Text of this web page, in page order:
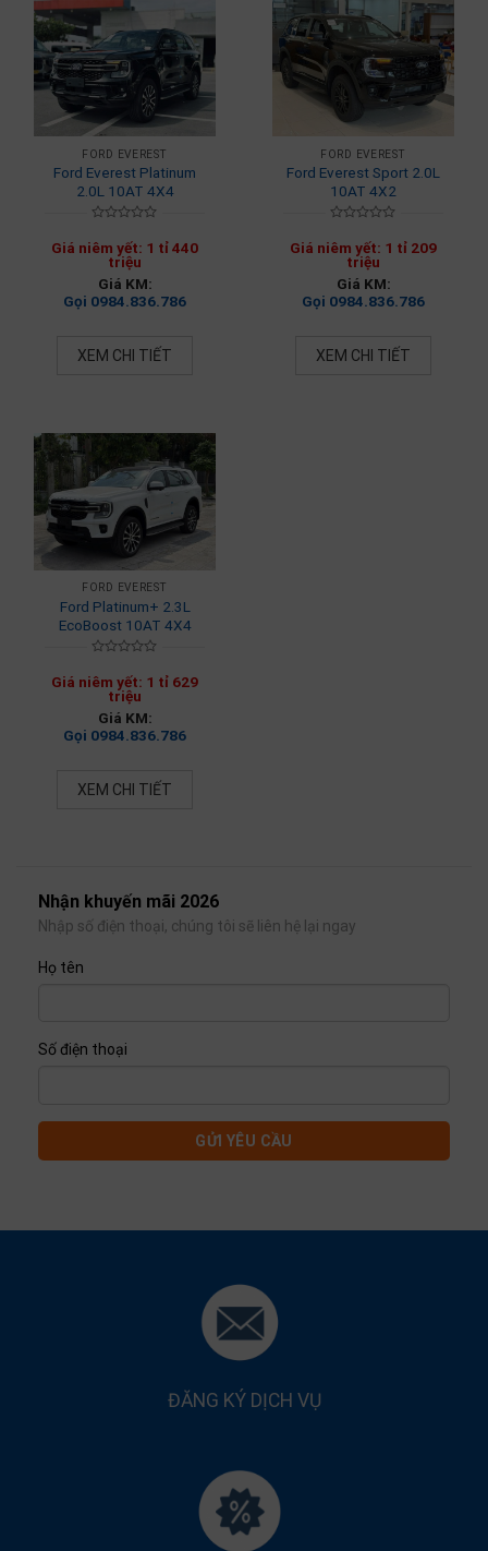
FORD EVEREST
Ford Everest Platinum
2.0L 10AT 4X4
0
out
Giá niêm yết: 1 tỉ 440
triệu
Giá KM:
Gọi 0984.836.786
XEM CHI TIẾT
FORD EVEREST
Ford Everest Sport 2.0L
10AT 4X2
0
out
Giá niêm yết: 1 tỉ 209
triệu
Giá KM:
Gọi 0984.836.786
XEM CHI TIẾT
FORD EVEREST
Ford Platinum+ 2.3L
EcoBoost 10AT 4X4
0
out
Giá niêm yết: 1 tỉ 629
triệu
Giá KM:
Gọi 0984.836.786
XEM CHI TIẾT
Nhận khuyến mãi 2026
Nhập số điện thoại, chúng tôi sẽ liên hệ lại ngay
Họ tên
Số điện thoại
GỬI YÊU CẦU
ĐĂNG KÝ DỊCH VỤ